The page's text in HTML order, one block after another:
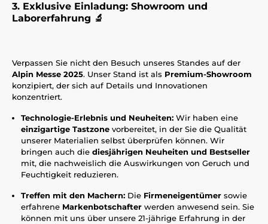
3. Exklusive Einladung: Showroom und
Laborerfahrung 🔬
Verpassen Sie nicht den Besuch unseres Standes auf der
Alpin Messe 2025. Unser Stand ist als Premium-Showroom
konzipiert, der sich auf Details und Innovationen
konzentriert.
Technologie-Erlebnis und Neuheiten: Wir haben eine
einzigartige Tastzone vorbereitet, in der Sie die Qualität
unserer Materialien selbst überprüfen können. Wir
bringen auch die diesjährigen Neuheiten und Bestseller
mit, die nachweislich die Auswirkungen von Geruch und
Feuchtigkeit reduzieren.
Treffen mit den Machern: Die Firmeneigentümer sowie
erfahrene Markenbotschafter werden anwesend sein. Sie
können mit uns über unsere 21-jährige Erfahrung in der